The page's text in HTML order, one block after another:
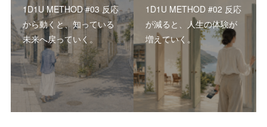
1D1U METHOD #03 反応
から動くと、知っている
未来へ戻っていく。
1D1U METHOD #02 反応
が減ると、人生の体験が
増えていく。